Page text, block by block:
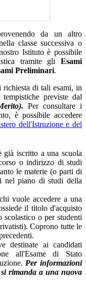
da un altro
classe successiva o
Istituto è possibile
tramite gli Esami
Preliminari.
richiesta di tali esami, in
previste dal
Per consultare i
è possibile accedere
dell'Istruzione e del
già iscritto a una scuola
o indirizzo di studi
le materie (o parti di
nel piano di studi della
vuole accedere a una
il titolo d'acquisto
scolastico o per studenti
Coprono tutte le
destinate ai candidati
all'Esame di Stato
Per informazioni
rimanda a una nuova